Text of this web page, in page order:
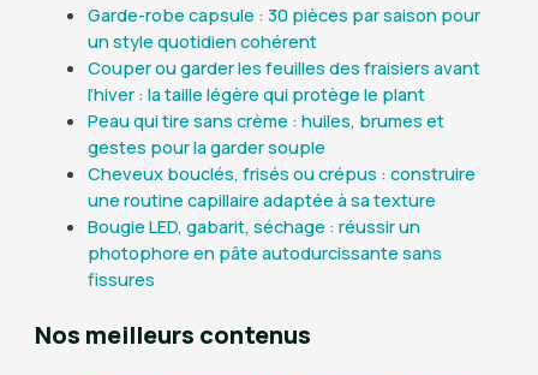
Garde-robe capsule : 30 pièces par saison pour
un style quotidien cohérent
Couper ou garder les feuilles des fraisiers avant
l’hiver : la taille légère qui protège le plant
Peau qui tire sans crème : huiles, brumes et
gestes pour la garder souple
Cheveux bouclés, frisés ou crépus : construire
une routine capillaire adaptée à sa texture
Bougie LED, gabarit, séchage : réussir un
photophore en pâte autodurcissante sans
fissures
Nos meilleurs contenus